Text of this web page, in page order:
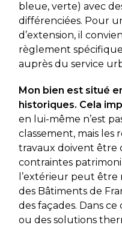
bleue, verte) avec
différenciées. Pour
d’extension, il
règlement
auprès du service
Mon bien est situé
historiques. Cela
en lui-même n’est
classement, mais les
travaux doivent être
contraintes
l’extérieur peut être
des Bâtiments de
des façades. Dans ce
ou des solutions